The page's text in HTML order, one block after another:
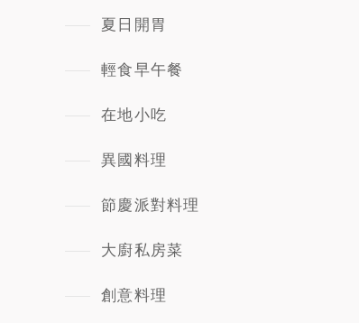
夏日開胃
輕食早午餐
在地小吃
異國料理
節慶派對料理
大廚私房菜
創意料理